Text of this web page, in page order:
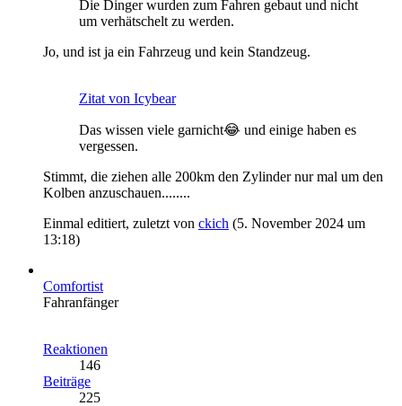
Die Dinger wurden zum Fahren gebaut und nicht
um verhätschelt zu werden.
Jo, und ist ja ein Fahrzeug und kein Standzeug.
Zitat von Icybear
Das wissen viele garnicht😂 und einige haben es
vergessen.
Stimmt, die ziehen alle 200km den Zylinder nur mal um den
Kolben anzuschauen........
Einmal editiert, zuletzt von ckich (5. November 2024 um
13:18)
Comfortist
Fahranfänger
Reaktionen
146
Beiträge
225